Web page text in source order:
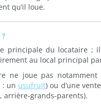
qu’il loue.
principale du locataire ;
au local principal
joue pas notamment
: un usufruit) ou d’une
arrière-grands-parents).